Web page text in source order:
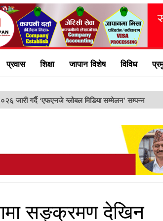
प्रवास शिक्षा जापान विशेष विविध
जारी गर्दै ‘एफएनजे ग्लोबल मिडिया सम्मेलन’ सम्पन्न
सङ्क्रमण देखिन